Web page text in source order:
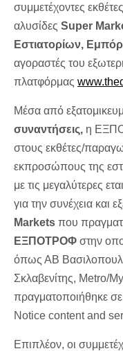
συμμετέχοντες
αλυσίδες Super
Εστιατορίων,
αγοραστές του
πλατφόρμας
Μέσα από
συναντήσεις, η
στους εκθέτες/
εκπροσώπους της
με τις μεγαλύτερες
για την συνέχεια και
Markets που
ΕΞΠΟΤΡΟΦ στην
όπως ΑΒ
Σκλαβενίτης, Metro/
πραγματοποιήθηκε
Notice content and
Επιπλέον, οι